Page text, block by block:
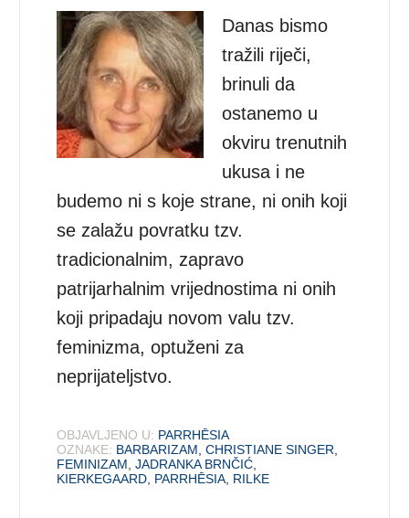
Danas bismo
tražili riječi,
brinuli da
ostanemo u
okviru trenutnih
ukusa i ne
budemo ni s koje strane, ni onih koji
se zalažu povratku tzv.
tradicionalnim, zapravo
patrijarhalnim vrijednostima ni onih
koji pripadaju novom valu tzv.
feminizma, optuženi za
neprijateljstvo.
OBJAVLJENO U: PARRHĒSIA
OZNAKE: BARBARIZAM ,CHRISTIANE SINGER
FEMINIZAM ,JADRANKA BRNČIĆ
KIERKEGAARD PARRHĒSIA RILKE